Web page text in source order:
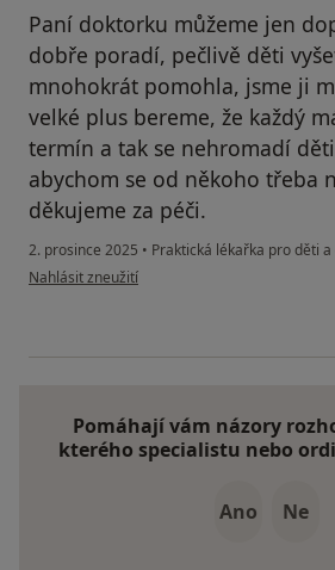
Paní doktorku můžeme jen
dobře poradí, pečlivě děti
mnohokrát pomohla, jsme ji
velké plus bereme, že každý
termín a tak se nehromadí
abychom se od někoho třeba
děkujeme za péči.
2. prosince 2025 • Praktická lékařka pro děti
podle názoru uživatele A.B
Nahlásit zneužití
Pomáhají vám názory
kterého specialistu nebo
Ano Ne